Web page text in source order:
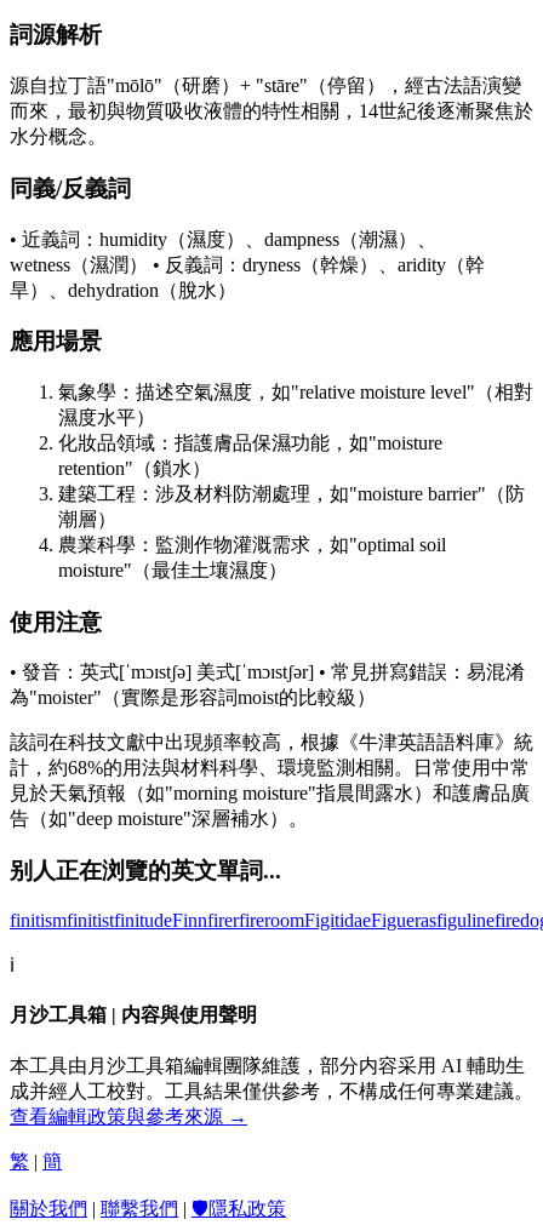
詞源解析
源自拉丁語"mōlō"（研磨）+ "stāre"（停留），經古法語演變
而來，最初與物質吸收液體的特性相關，14世紀後逐漸聚焦於
水分概念。
同義/反義詞
• 近義詞：humidity（濕度）、dampness（潮濕）、
wetness（濕潤） • 反義詞：dryness（幹燥）、aridity（幹
旱）、dehydration（脫水）
應用場景
氣象學：描述空氣濕度，如"relative moisture level"（相對
濕度水平）
化妝品領域：指護膚品保濕功能，如"moisture
retention"（鎖水）
建築工程：涉及材料防潮處理，如"moisture barrier"（防
潮層）
農業科學：監測作物灌溉需求，如"optimal soil
moisture"（最佳土壤濕度）
使用注意
• 發音：英式[ˈmɔɪstʃə] 美式[ˈmɔɪstʃər] • 常見拼寫錯誤：易混淆
為"moister"（實際是形容詞moist的比較級）
該詞在科技文獻中出現頻率較高，根據《牛津英語語料庫》統
計，約68%的用法與材料科學、環境監測相關。日常使用中常
見於天氣預報（如"morning moisture"指晨間露水）和護膚品廣
告（如"deep moisture"深層補水）。
别人正在浏覽的英文單詞...
finitismfinitistfinitudeFinnfirerfireroomFigitidaeFiguerasfiguline
ℹ️
月沙工具箱 | 内容與使用聲明
本工具由月沙工具箱編輯團隊維護，部分内容采用 AI 輔助生
成并經人工校對。工具結果僅供參考，不構成任何專業建議。
查看編輯政策與參考來源 →
繁 | 簡
關於我們 | 聯繫我們 | 🛡️隱私政策